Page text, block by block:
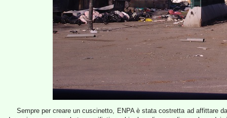
Sempre per creare un cuscinetto, ENPA è stata costretta ad affittare